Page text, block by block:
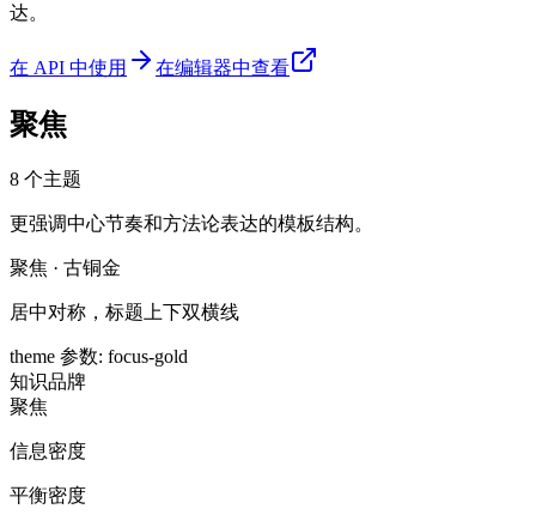
达。
在 API 中使用 在编辑器中查看
聚焦
8 个主题
更强调中心节奏和方法论表达的模板结构。
聚焦 · 古铜金
居中对称，标题上下双横线
theme 参数: focus-gold
知识品牌
聚焦
信息密度
平衡密度